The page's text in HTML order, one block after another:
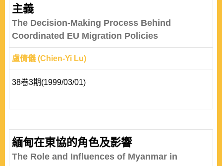
主義
The Decision-Making Process Behind
Coordinated EU Migration Policies
盧倩儀 (Chien-Yi Lu)
38卷3期(1999/03/01)
緬甸在東協的角色及影響
The Role and Influences of Myanmar in